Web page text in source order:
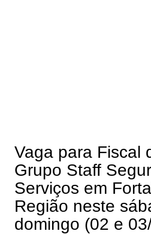
Vaga para Fiscal
Grupo Staff
Serviços em
Região neste
domingo (02 e